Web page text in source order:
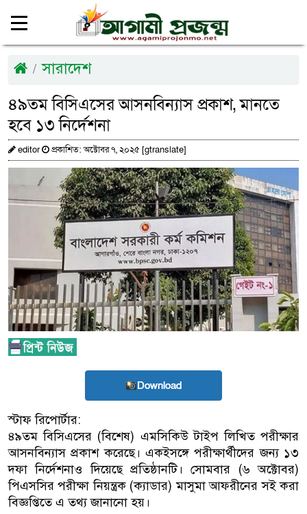
সারাদেশ
৪৯তম বিসিএসের আসনবিন্যাস প্রকাশ, মানতে
হবে ১৩ নির্দেশনা
editor প্রকাশিত: অক্টোবর ৭, ২০২৫ [gtranslate]
Download
স্টাফ রিপোর্টার:
৪৯তম বিসিএসের (বিশেষ) এমসিকিউ টাইপ লিখিত পরীক্ষার
আসনবিন্যাস প্রকাশ করেছে। একইসঙ্গে পরীক্ষার্থীদের জন্য ১৩
দফা নির্দেশনাও দিয়েছে প্রতিষ্ঠানটি। সোমবার (৬ অক্টোবর)
পিএসসির পরীক্ষা নিয়ন্ত্রক (ক্যাডার) মাসুমা আফরীনের সই করা
বিজ্ঞপ্তিতে এ তথ্য জানানো হয়।